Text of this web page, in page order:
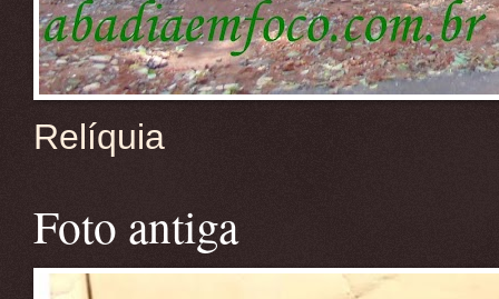
Relíquia
Foto antiga